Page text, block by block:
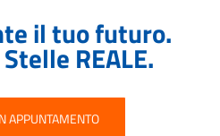
il tuo futuro.
REALE.
APPUNTAMENTO